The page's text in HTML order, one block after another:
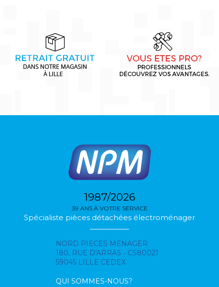
1987/2026
39 ANS À VOTRE SERVICE
Spécialiste pièces détachées électroménager
NORD PIECES MENAGER
180, RUE D'ARRAS - CS80021
59045 LILLE CEDEX
QUI SOMMES-NOUS?